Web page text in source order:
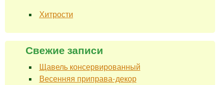
Хитрости
Свежие записи
Щавель консервированный
Весенняя приправа-декор